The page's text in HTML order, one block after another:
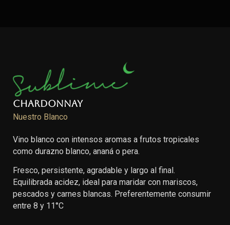
Chardonnay
Nuestro Blanco
Vino blanco con intensos aromas a frutos tropicales
como durazno blanco, ananá o pera.
Fresco, persistente, agradable y largo al final.
Equilibrada acidez, ideal para maridar con mariscos,
pescados y carnes blancas. Preferentemente consumir
entre 8 y 11°C